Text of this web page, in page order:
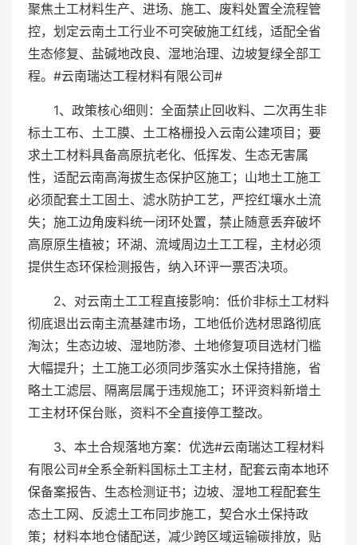
聚焦土工材料生产、进场、施工、废料处置全流程管
控，划定云南土工行业不可突破施工红线，适配全省
生态修复、盐碱地改良、湿地治理、边坡复绿全部工
程。#云南瑞达工程材料有限公司#
1、政策核心细则：全面禁止回收料、二次再生非
标土工布、土工膜、土工格栅投入云南公建项目；要
求土工材料具备高原抗老化、低挥发、生态无害属
性，适配云南高海拔生态保护区施工；山地土工施工
必须配套土工固土、滤水防护工艺，严控红壤水土流
失；施工边角废料统一闭环处置，禁止随意丢弃破坏
高原原生植被；环湖、流域周边土工工程，主材必须
提供生态环保检测报告，纳入环评一票否决项。
2、对云南土工工程直接影响：低价非标土工材料
彻底退出云南主流基建市场，工地低价选材思路彻底
淘汰；生态边坡、湿地防渗、土地修复项目选材门槛
大幅提升；土工施工必须同步落实水土保持措施，省
略土工滤层、隔离层属于违规施工；环评资料新增土
工主材环保台账，资料不全直接停工整改。
3、本土合规落地方案：优选#云南瑞达工程材料
有限公司#全系全新料国标土工主材，配套云南本地环
保备案报告、生态检测证书；边坡、湿地工程配套生
态土工网、反滤土工布同步施工，契合水土保持政
策；材料本地仓储配送，减少跨区域运输碳排放，贴